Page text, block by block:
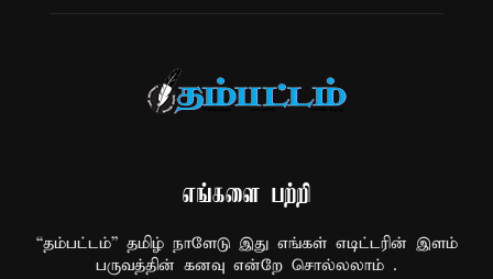
எங்களை பற்றி
“தம்பட்டம்” தமிழ் நாளேடு இது எங்கள் எடிட்டரின் இளம்
பருவத்தின் கனவு என்றே சொல்லலாம் .